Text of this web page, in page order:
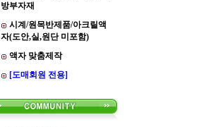
방부자재
시계/원목반제품/아크릴액
자(도안,실,원단 미포함)
액자 맞춤제작
[도매회원 전용]